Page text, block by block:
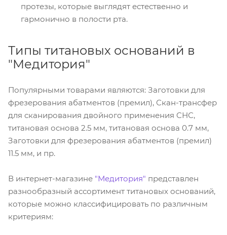
протезы, которые выглядят естественно и
гармонично в полости рта.
Типы титановых оснований в
"Медитория"
Популярными товарами являются: Заготовки для
фрезерования абатментов (премил), Скан-трансфер
для сканирования двойного применения CНС,
титановая основа 2.5 мм, титановая основа 0.7 мм,
Заготовки для фрезерования абатментов (премил)
11.5 мм, и пр.
В интернет-магазине "Медитория" представлен
разнообразный ассортимент титановых оснований,
которые можно классифицировать по различным
критериям: